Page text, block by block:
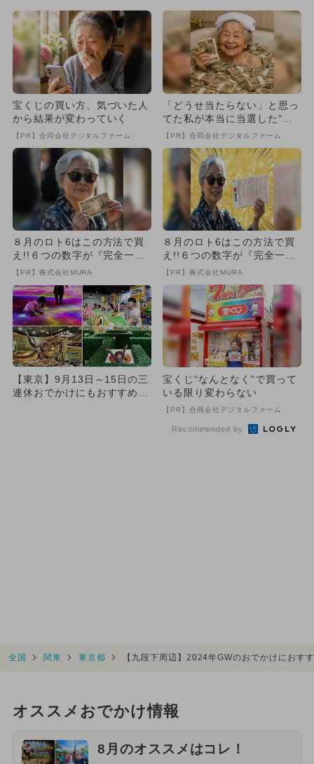
宝くじの買い方、気づいた人
から結果が変わっていく
【PR】合同会社デジタルファーム
「どうせ当たらない」と思っ
てた私が本当に当選した“買
い方”がこれ
【PR】合同会社デジタルファーム
８月のロト6はこの方法で買
え!!６つの数字が『完全一
致』する方法
【PR】株式会社MURA
８月のロト6はこの方法で買
え!!６つの数字が『完全一
致』する方法
【PR】株式会社MURA
【東京】9月13日～15日の三
連休おでかけにもおすすめ！
宝くじ“なんとなく”で買って
いる限り変わらない
【PR】合同会社デジタルファーム
Recommended by
全国 関東 東京都 【九段下周辺】2024年GWのおでかけにおす
オススメおでかけ情報
8月のオススメはコレ！